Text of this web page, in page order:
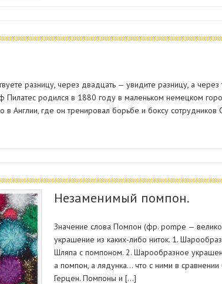
разницу, через двадцать — увидите разницу, а
родился в 1880 году в маленьком немецком
в Англии, где он тренировал борьбе и боксу
Незаменимый помпон.
Значение слова Помпон (фр. pompe —
украшение из каких-либо ниток. 1.
Шляпа с помпоном. 2. Шарообразное
а помпон, а лядунка… что с ними в
Герцен. Помпоны и […]